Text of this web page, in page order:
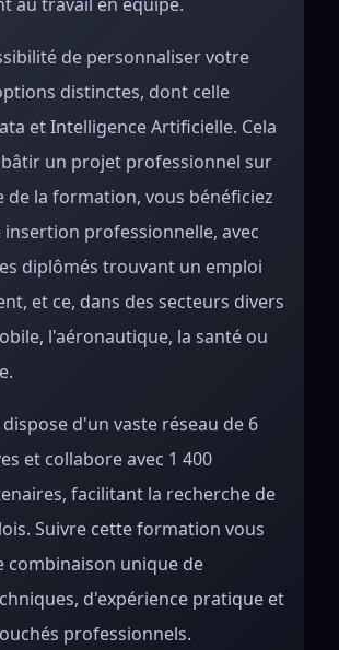
de personnaliser votre
distinctes, dont celle
et Intelligence Artificielle. Cela
un projet professionnel sur
de la formation, vous bénéficiez
professionnelle, avec
diplômés trouvant un emploi
et ce, dans des secteurs divers
l'aéronautique, la santé ou
dispose d'un vaste réseau de 6
et collabore avec 1 400
facilitant la recherche de
Suivre cette formation vous
combinaison unique de
d'expérience pratique et
professionnels.